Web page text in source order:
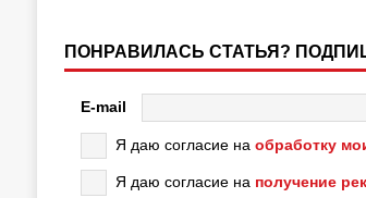
ПОНРАВИЛАСЬ СТАТЬЯ?
E-mail
Я даю согласие на обработку
Я даю согласие на получение